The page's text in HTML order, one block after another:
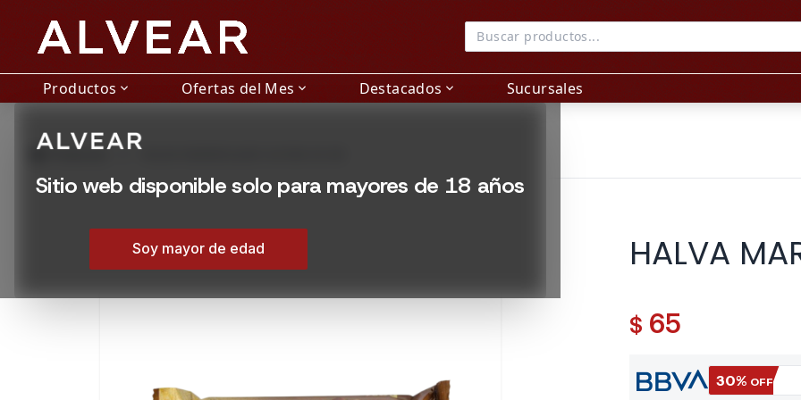
Productos expand_more Ofertas del Mes expand_more Destacados expand_more Sucursales
Sitio web disponible solo para mayores de 18 años
Soy mayor de edad
grid_view Productos HALVA MARMOLADO ACHVA 50 GR
HALVA
$ 65
30% OFF